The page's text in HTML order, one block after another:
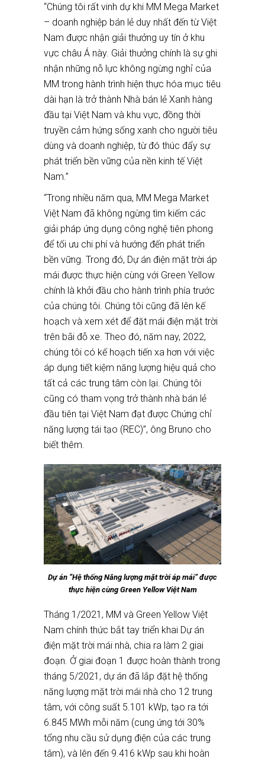
“Chúng tôi rất vinh dự khi MM Mega Market
– doanh nghiệp bán lẻ duy nhất đến từ Việt
Nam được nhận giải thưởng uy tín ở khu
vực châu Á này. Giải thưởng chính là sự ghi
nhận những nỗ lực không ngừng nghỉ của
MM trong hành trình hiện thực hóa mục tiêu
dài hạn là trở thành Nhà bán lẻ Xanh hàng
đầu tại Việt Nam và khu vực, đồng thời
truyền cảm hứng sống xanh cho người tiêu
dùng và doanh nghiệp, từ đó thúc đẩy sự
phát triển bền vững của nền kinh tế Việt
Nam.”
“Trong nhiều năm qua, MM Mega Market
Việt Nam đã không ngừng tìm kiếm các
giải pháp ứng dụng công nghệ tiên phong
để tối ưu chi phí và hướng đến phát triển
bền vững. Trong đó, Dự án điện mặt trời áp
mái được thực hiện cùng với Green Yellow
chính là khởi đầu cho hành trình phía trước
của chúng tôi. Chúng tôi cũng đã lên kế
hoạch và xem xét để đặt mái điện mặt trời
trên bãi đỗ xe. Theo đó, năm nay, 2022,
chúng tôi có kế hoạch tiến xa hơn với việc
áp dụng tiết kiệm năng lượng hiệu quả cho
tất cả các trung tâm còn lại. Chúng tôi
cũng có tham vọng trở thành nhà bán lẻ
đầu tiên tại Việt Nam đạt được Chứng chỉ
năng lượng tái tạo (REC)”, ông Bruno cho
biết thêm.
Dự án “Hệ thống Năng lượng mặt trời áp mái” được
thực hiện cùng Green Yellow Việt Nam
Tháng 1/2021, MM và Green Yellow Việt
Nam chính thức bắt tay triển khai Dự án
điện mặt trời mái nhà, chia ra làm 2 giai
đoạn. Ở giai đoạn 1 được hoàn thành trong
tháng 5/2021, dự án đã lắp đặt hệ thống
năng lượng mặt trời mái nhà cho 12 trung
tâm, với công suất 5.101 kWp, tạo ra tới
6.845 MWh mỗi năm (cung ứng tới 30%
tổng nhu cầu sử dụng điện của các trung
tâm), và lên đến 9.416 kWp sau khi hoàn